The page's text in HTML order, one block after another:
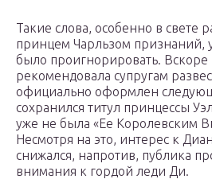
Такие слова, особенно в свете
принцем Чарльзом признаний,
было проигнорировать. Вскоре
рекомендовала супругам
официально оформлен
сохранился титул принцессы
уже не была «Ее Королевским
Несмотря на это, интерес к
снижался, напротив, публика
внимания к гордой леди Ди.